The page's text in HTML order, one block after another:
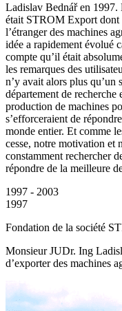
Ladislav Bednář en 1997.
était STROM Export dont
l’étranger des machines
idée a rapidement évolué
compte qu’il était
les remarques des
n’y avait alors plus qu’un
département de recherche
production de machines
s’efforceraient de
monde entier. Et comme
cesse, notre motivation et
constamment rechercher
répondre de la meilleure
1997 - 2003
1997
Fondation de la société
Monsieur JUDr. Ing
d’exporter des machines